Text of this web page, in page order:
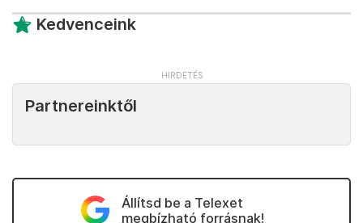
Kedvenceink
Partnereinktől
Állítsd be a Telexet
megbízható forrásnak!